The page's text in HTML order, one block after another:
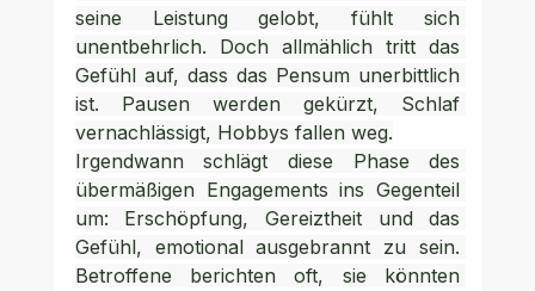
seine Leistung gelobt, fühlt sich
unentbehrlich. Doch allmählich tritt das
Gefühl auf, dass das Pensum unerbittlich
ist. Pausen werden gekürzt, Schlaf
vernachlässigt, Hobbys fallen weg.
Irgendwann schlägt diese Phase des
übermäßigen Engagements ins Gegenteil
um: Erschöpfung, Gereiztheit und das
Gefühl, emotional ausgebrannt zu sein.
Betroffene berichten oft, sie könnten